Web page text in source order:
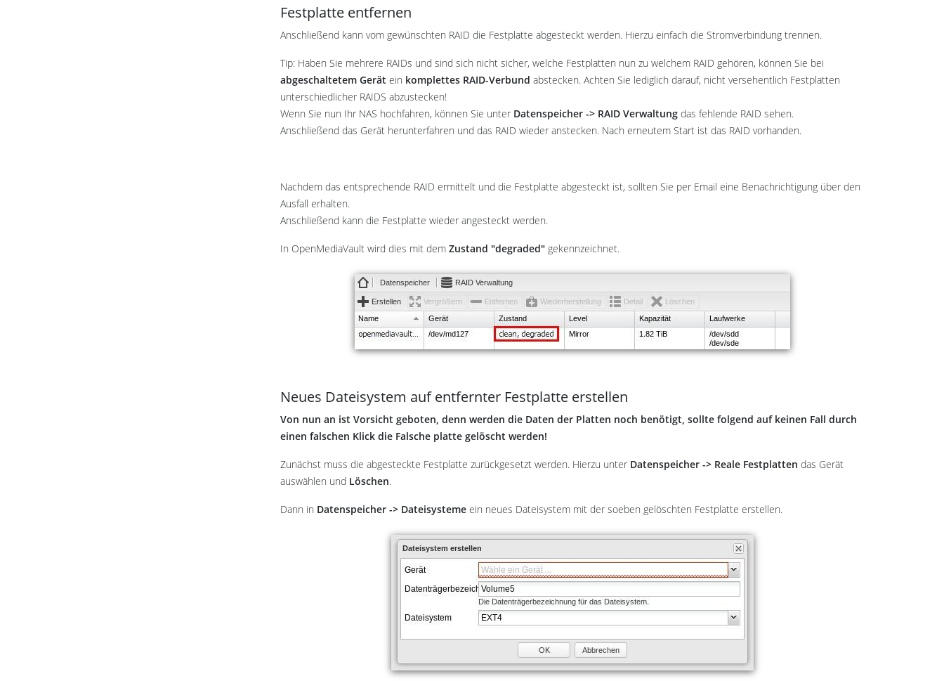
Festplatte entfernen
Anschließend kann vom gewünschten RAID die Festplatte abgesteckt werden. Hierzu einfach die Stromverbindung trennen.
Tip: Haben Sie mehrere RAIDs und sind sich nicht sicher, welche Festplatten nun zu welchem RAID gehören, können Sie bei
abgeschaltetem Gerät ein komplettes RAID-Verbund abstecken. Achten Sie lediglich darauf, nicht versehentlich Festplatten
unterschiedlicher RAIDS abzustecken!
Wenn Sie nun Ihr NAS hochfahren, können Sie unter Datenspeicher -> RAID Verwaltung das fehlende RAID sehen.
Anschließend das Gerät herunterfahren und das RAID wieder anstecken. Nach erneutem Start ist das RAID vorhanden.
Nachdem das entsprechende RAID ermittelt und die Festplatte abgesteckt ist, sollten Sie per Email eine Benachrichtigung über den
Ausfall erhalten.
Anschließend kann die Festplatte wieder angesteckt werden.
In OpenMediaVault wird dies mit dem Zustand "degraded" gekennzeichnet.
Neues Dateisystem auf entfernter Festplatte erstellen
Von nun an ist Vorsicht geboten, denn werden die Daten der Platten noch benötigt, sollte folgend auf keinen Fall durch
einen falschen Klick die Falsche platte gelöscht werden!
Zunächst muss die abgesteckte Festplatte zurückgesetzt werden. Hierzu unter Datenspeicher -> Reale Festplatten das Gerät
auswählen und Löschen.
Dann in Datenspeicher -> Dateisysteme ein neues Dateisystem mit der soeben gelöschten Festplatte erstellen.